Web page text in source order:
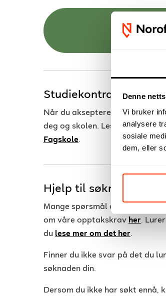
Denne
Vi bruker
analysere
sosiale
dem, eller
Studiekontrakt
Når du aksepterer tilbud om
deg og skolen. Les
Fagskole.
Hjelp til
Mange spørsmål om
om våre opptakskrav her.
du lese mer om det her.
Finner du ikke svar på det du
søknaden din.
Dersom du ikke har søkt ennå,